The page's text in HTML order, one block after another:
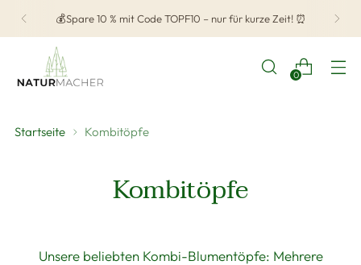
📻
Radio“
0
Startseite Kombitöpfe
Kombitöpfe
Unsere beliebten Kombi-Blumentöpfe: Mehrere